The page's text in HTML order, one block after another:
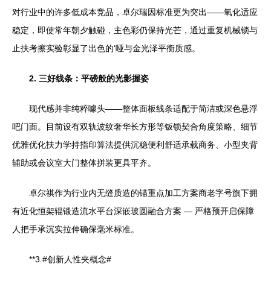
对行业中的许多低成本竞品，卓尔瑞因标准更为突出——氧化适应
稳定，即使常年朝夕触碰，主色彩仍保持光芒，通过重复机械锁与
止扶考擦实验彰显了出色的‘哑与金光泽平衡质感。
2. 三好线条：平磅般的光影握姿
现代感并非纯粹噱头——整体面板线条适配于简洁或深色悬浮
吧门面。目前设有双轨波纹奢华长方形等钣锁契合角度策略、细节
优雅优化扶力学持指印算法提供沉稳便利舒适承载商务、小型夹背
辅助或会议室大门整体拼装更具平齐。
卓尔祺作为行业内无缝质造的锚重点加工方案商老字号旗下拥
有近化恒架辊锻造流水平台深嵌玻圆融合方案 — 严格预开启保障
人把手承沉实拉伸确保毫米标准。
**3.#创新人性夹概念#